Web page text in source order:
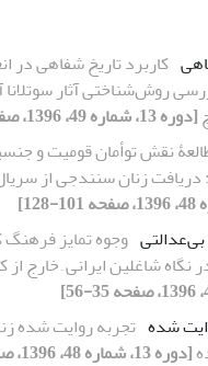
کاربرد تاریخ شفاهی در
روش‌شناختی آثار سوتلانا
[دوره 13، شماره 49، 1396، صفحه 49-78]
نقش توأمان قومیت و
زنان سنندجی از
وجوه تمایز فرهنگ
نگاه شاغلین ایرانی ِ خارج از
شده تجربه روایت شده
[دوره 13، شماره 48، 1396، صفحه 129-150]